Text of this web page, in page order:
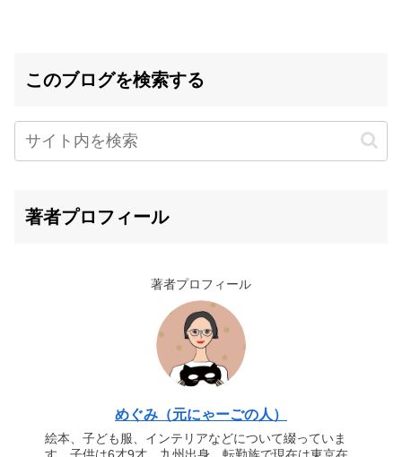
このブログを検索する
著者プロフィール
著者プロフィール
めぐみ（元にゃーごの人）
絵本、子ども服、インテリアなどについて綴っていま
す。子供は6才9才。九州出身。転勤族で現在は東京在